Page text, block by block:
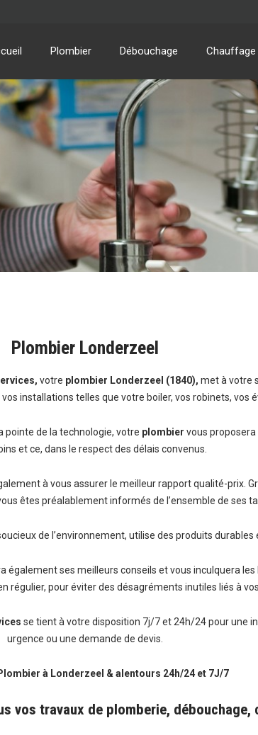
Plombier Débouchage Chauffage
Plombier Londerzeel
votre plombier Londerzeel (1840), met à votre
installations telles que votre boiler, vos robinets, vos
pointe de la technologie, votre plombier vous
et ce, dans le respect des délais convenus.
à vous assurer le meilleur rapport qualité-prix.
êtes préalablement informés de l’ensemble de ses
de l’environnement, utilise des produits durables
également ses meilleurs conseils et vous inculquera
régulier, pour éviter des désagréments inutiles liés à
se tient à votre disposition 7j/7 et 24h/24 pour une
urgence ou une demande de devis.
à Londerzeel & alentours 24h/24 et 7J/7
vos travaux de plomberie, débouchage,